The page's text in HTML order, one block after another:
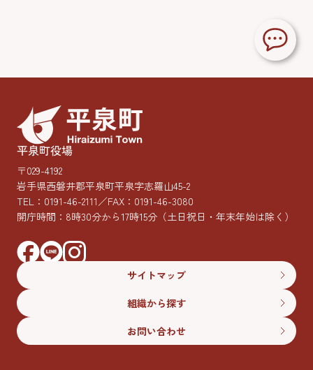
平泉町役場
〒029-4192
岩手県西磐井郡平泉町平泉字志羅山45-2
TEL： 0191-46-2111／FAX：0191-46-3080
開庁時間：8時30分から17時15分 （土日祝日・年末年始は除く）
サイトマップ
組織から探す
お問い合わせ